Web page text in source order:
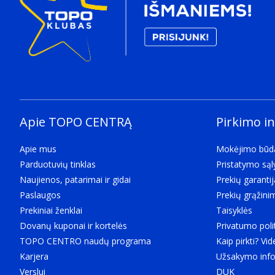
USB maitinimo tiekimas iki
60 W
Spartusis įkrovimas
Kabelio tipas
Savybės
Indicates whether this product supports is "plug
("played with"), as opposed to hardware or
Suderinami produktai
Other products that can be used with this product.
iPad (10.9") 10th Gen iPad Pro (11") 3rd Gen iPad
Pixel 5 Google Pixel 6 Huawei P30/P30 Pro iPad Pro
Flip 3 Galaxy Note20 Galaxy Note20 Ultra
Svoris ir matmenys
Plotis
The measurement or extent of something from side
Apie TOPO CENTRĄ
Apie mus
Parduotuvių tinklas
Naujienos, patarimai ir gidai
Paslaugos
Prekiniai ženklai
Dovanų kuponai ir kortelės
TOPO CENTRO naudų programa
Karjera
Verslui
Pirkimo
Mokėjimo
Pristatymo
Prekių
Prekių
Taisyklės
Privatumo
Kaip pirkti?
Užsakymo
DUK